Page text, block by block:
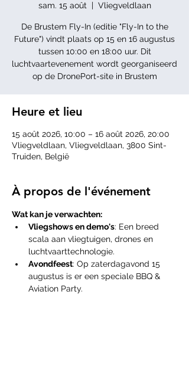
sam. 15 août
  |
Vliegveldlaan
De Brustem Fly-In (editie "Fly-In to the
Future") vindt plaats op 15 en 16 augustus
tussen 10:00 en 18:00 uur. Dit
luchtvaartevenement wordt georganiseerd
op de DronePort-site in Brustem
Heure et lieu
15 août 2026, 10:00 – 16 août 2026, 20:00
Vliegveldlaan, Vliegveldlaan, 3800 Sint-
Truiden, België
À propos de l'événement
Wat kan je verwachten:
Vliegshows en demo's: Een breed
scala aan vliegtuigen, drones en
luchtvaarttechnologie.
Avondfeest: Op zaterdagavond 15
augustus is er een speciale BBQ &
Aviation Party.